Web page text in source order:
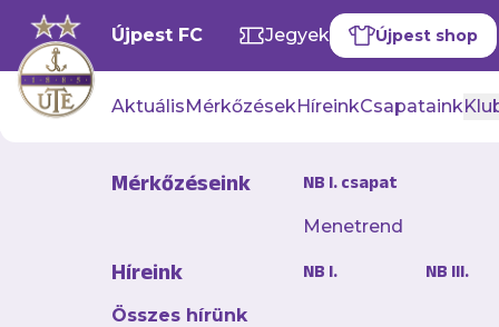
Újpest FC Jegyek Újpest shop
AktuálisMérkőzésekHíreinkCsapataink
Mérkőzéseink NB I. csapat
Menetrend
Híreink
Összes hírünk
NB I. NB III.
Újabb